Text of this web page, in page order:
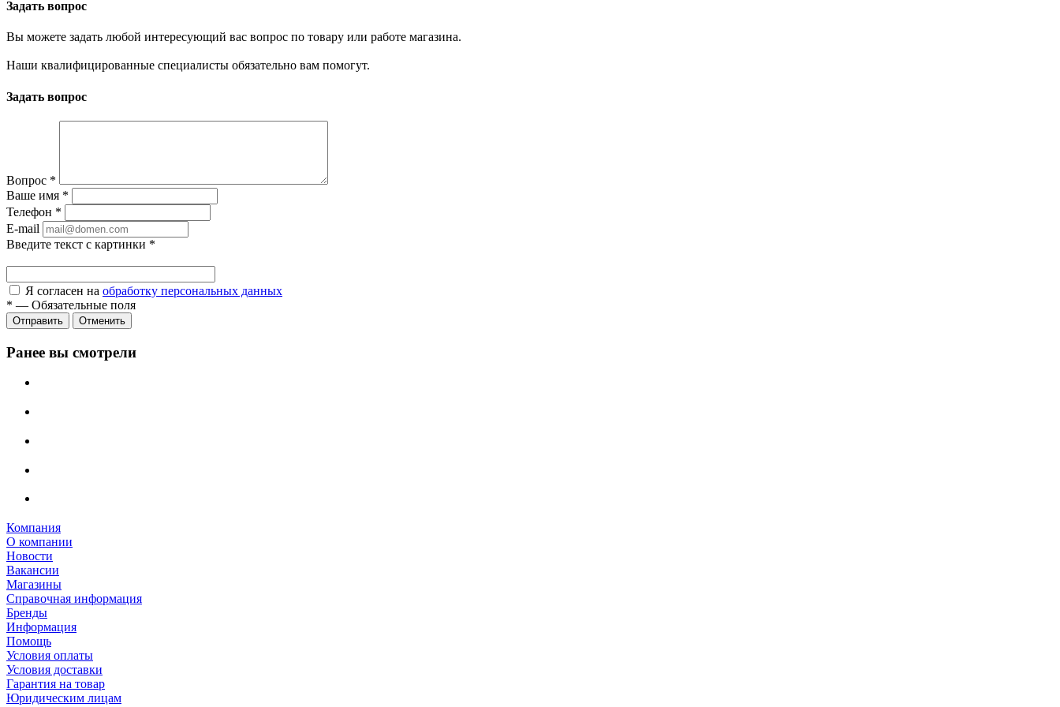
Задать вопрос
Вы можете задать любой интересующий вас вопрос по товару или работе магазина.
Наши квалифицированные специалисты обязательно вам помогут.
Задать вопрос
Вопрос *
Ваше имя *
Телефон *
E-mail
Введите текст с картинки *
Я согласен на обработку персональных данных
* — Обязательные поля
Отправить Отменить
Ранее вы смотрели
Компания
О компании
Новости
Вакансии
Магазины
Справочная информация
Бренды
Информация
Помощь
Условия оплаты
Условия доставки
Гарантия на товар
Юридическим лицам